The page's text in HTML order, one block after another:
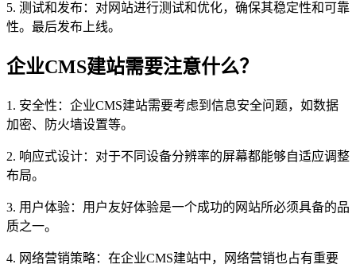
5. 测试和发布：对网站进行测试和优化，确保其稳定性和可靠
性。最后发布上线。
企业CMS建站需要注意什么？
1. 安全性：企业CMS建站需要考虑到信息安全问题，如数据
加密、防火墙设置等。
2. 响应式设计：对于不同设备分辨率的屏幕都能够自适应调整
布局。
3. 用户体验：用户友好体验是一个成功的网站所必须具备的品
质之一。
4. 网络营销策略：在企业CMS建站中，网络营销也占有重要